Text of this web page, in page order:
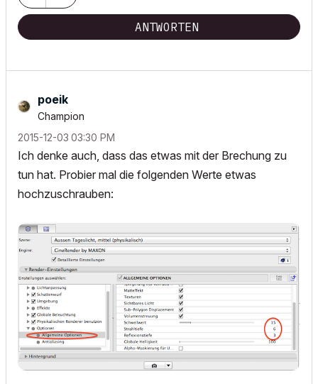
ANTWORTEN
poeik
Champion
‎2015-12-03 03:30 PM
Ich denke auch, dass das etwas mit der Brechung zu
tun hat. Probier mal die folgenden Werte etwas
hochzuschrauben: